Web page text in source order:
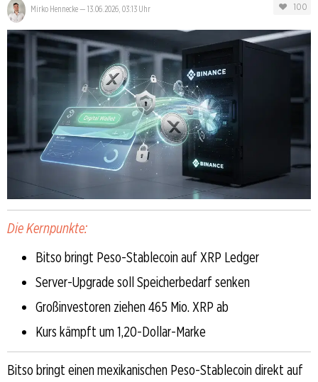
Mirko Hennecke— 13.06.2026, 03:13 Uhr 100
Die Kernpunkte:
Bitso bringt Peso-Stablecoin auf XRP Ledger
Server-Upgrade soll Speicherbedarf senken
Großinvestoren ziehen 465 Mio. XRP ab
Kurs kämpft um 1,20-Dollar-Marke
Bitso bringt einen mexikanischen Peso-Stablecoin direkt auf